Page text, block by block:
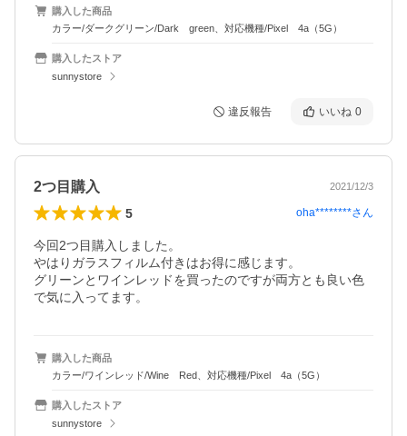
購入した商品
カラー/ダークグリーン/Dark green、対応機種/Pixel 4a（5G）
購入したストア
sunnystore
違反報告 いいね 0
2つ目購入 2021/12/3
5 oha********さん
今回2つ目購入しました。
やはりガラスフィルム付きはお得に感じます。
グリーンとワインレッドを買ったのですが両方とも良い色
で気に入ってます。
購入した商品
カラー/ワインレッド/Wine Red、対応機種/Pixel 4a（5G）
購入したストア
sunnystore